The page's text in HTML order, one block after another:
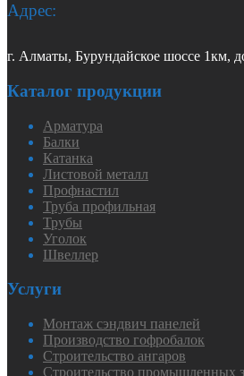
Адрес:
г. Алматы, Бурундайское шоссе 1км,
Каталог продукции
Арматура
Балки
Катанка
Листовой металл
Профнастил
Труба профильная
Трубы
Уголок
Швеллер
Услуги
Монтаж сэндвич панелей
Производство гофробалок
Строительство ангаров
Строительство промышленных